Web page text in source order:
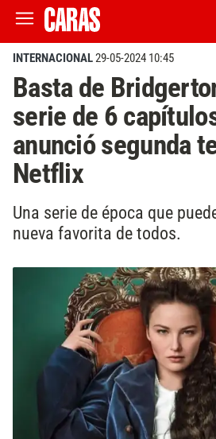
INTERNACIONAL29-05-2024 10:45
Basta de
serie de 6
anunció segunda
Netflix
Una serie de época que
nueva favorita de todos.